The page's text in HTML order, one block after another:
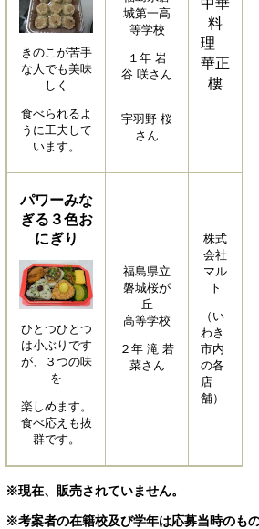
きのこが苦手
な人でも美味
しく
食べられるよ
うに工夫して
います。
城第一高
等学校
１年 岩
谷 咲さん
宇羽野 桜
さん
中華
料
理
華正
樓
パワーみな
ぎる３色お
にぎり
ひとつひとつ
は小ぶりです
が、３つの味
を
楽しめます。
食べ応えも抜
群です。
福島県立
磐城桜が
丘
高等学校
２年 滝 若
菜さん
株式
会社
マル
ト
（い
わき
市内
の各
店
舗）
※現在、販売されていません。
※考案者の在籍校及び学年は応募当時のもの